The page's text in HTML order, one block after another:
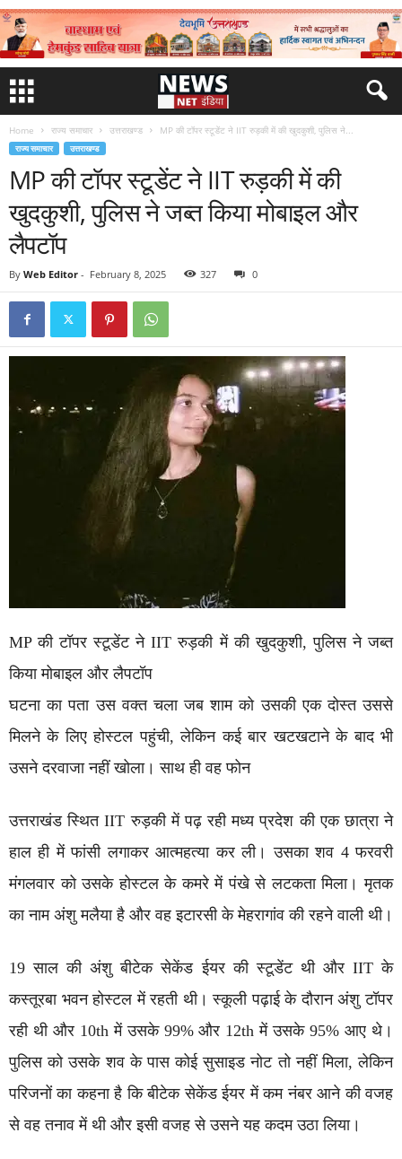
Home राज्य समाचार उत्तराखण्ड MP की टॉपर स्टूडेंट ने IIT रुड़की में की खुदकुशी, पुलिस ने...
राज्य समाचार उत्तराखण्ड
MP की टॉपर स्टूडेंट ने IIT रुड़की में की
खुदकुशी, पुलिस ने जब्त किया मोबाइल और
लैपटॉप
By Web Editor - February 8, 2025 327 0
MP की टॉपर स्टूडेंट ने IIT रुड़की में की खुदकुशी, पुलिस ने जब्त
किया मोबाइल और लैपटॉप
घटना का पता उस वक्त चला जब शाम को उसकी एक दोस्त उससे
मिलने के लिए होस्टल पहुंची, लेकिन कई बार खटखटाने के बाद भी
उसने दरवाजा नहीं खोला। साथ ही वह फोन
उत्तराखंड स्थित IIT रुड़की में पढ़ रही मध्य प्रदेश की एक छात्रा ने
हाल ही में फांसी लगाकर आत्महत्या कर ली। उसका शव 4 फरवरी
मंगलवार को उसके होस्टल के कमरे में पंखे से लटकता मिला। मृतक
का नाम अंशु मलैया है और वह इटारसी के मेहरागांव की रहने वाली थी।
19 साल की अंशु बीटेक सेकेंड ईयर की स्टूडेंट थी और IIT के
कस्तूरबा भवन होस्टल में रहती थी। स्कूली पढ़ाई के दौरान अंशु टॉपर
रही थी और 10th में उसके 99% और 12th में उसके 95% आए थे।
पुलिस को उसके शव के पास कोई सुसाइड नोट तो नहीं मिला, लेकिन
परिजनों का कहना है कि बीटेक सेकेंड ईयर में कम नंबर आने की वजह
से वह तनाव में थी और इसी वजह से उसने यह कदम उठा लिया।